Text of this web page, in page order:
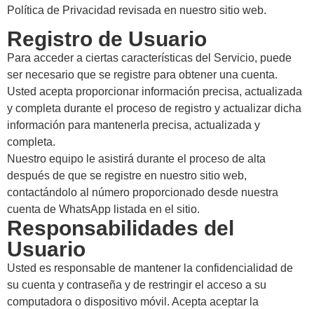
Política de Privacidad revisada en nuestro sitio web.
Registro de Usuario
Para acceder a ciertas características del Servicio, puede
ser necesario que se registre para obtener una cuenta.
Usted acepta proporcionar información precisa, actualizada
y completa durante el proceso de registro y actualizar dicha
información para mantenerla precisa, actualizada y
completa.
Nuestro equipo le asistirá durante el proceso de alta
después de que se registre en nuestro sitio web,
contactándolo al número proporcionado desde nuestra
cuenta de WhatsApp listada en el sitio.
Responsabilidades del
Usuario
Usted es responsable de mantener la confidencialidad de
su cuenta y contraseña y de restringir el acceso a su
computadora o dispositivo móvil. Acepta aceptar la